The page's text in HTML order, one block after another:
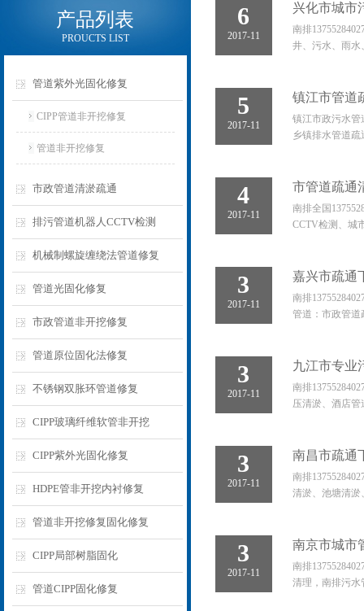
产品列表
PROUCTS LIST
管道紫外光固化修复
CIPP管道非开挖修复
管道非开挖修复
市政管道清淤疏通
排污管道机器人CCTV检测
机械制螺旋缠绕法管道修复
管道光固化修复
市政管道非开挖修复
管道原位固化法修复
不锈钢双胀环管道修复
CIPP玻璃纤维软管非开挖
CIPP紫外光固化修复
HDPE管非开挖内衬修复
管道非开挖修复固化修复
CIPP局部树脂固化
管道CIPP固化修复
6
2017-11
兴化市城市
南排
井、污水、雨水
5
2017-11
镇江市管道
镇江市政污水管
乡镇排水管道
4
2017-11
市管道疏通
南排全国
CCTV检测、城
3
2017-11
嘉兴市疏通
南排
管道：市政管道
3
2017-11
九江市专业
南排
压清淤、酒店
3
2017-11
南昌市疏通
南排
清淤、池塘清淤
3
2017-11
南京市城市
南排
清理，南排污水